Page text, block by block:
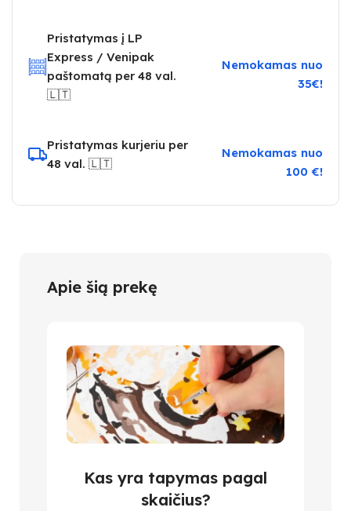
Pristatymas į LP
Express / Venipak
paštomatą per 48 val.
🇱🇹
Nemokamas nuo
35€!
Pristatymas kurjeriu per
48 val. 🇱🇹
Nemokamas nuo
100 €!
Apie šią prekę
Kas yra tapymas pagal
skaičius?